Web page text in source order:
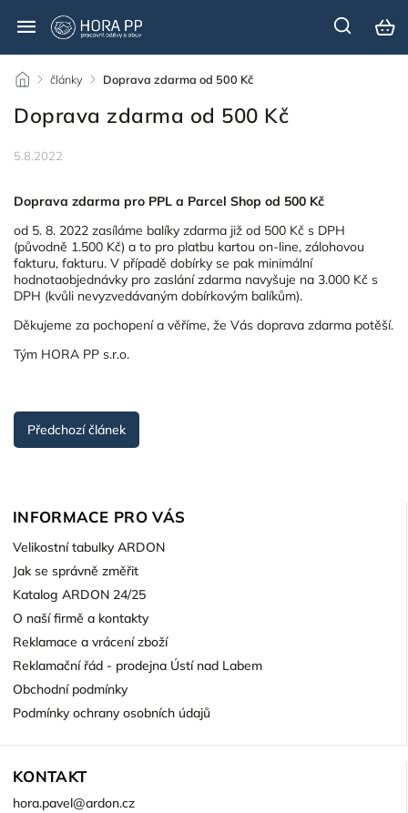
/ články / Doprava zdarma od 500 Kč
Doprava zdarma od 500 Kč
5.8.2022
Doprava zdarma pro PPL a Parcel Shop od 500 Kč
od 5. 8. 2022 zasíláme balíky zdarma již od 500 Kč s DPH
(původně 1.500 Kč) a to pro platbu kartou on-line, zálohovou
fakturu, fakturu. V případě dobírky se pak minimální
hodnotaobjednávky pro zaslání zdarma navyšuje na 3.000 Kč s
DPH (kvůli nevyzvedávaným dobírkovým balíkům).
Děkujeme za pochopení a věříme, že Vás doprava zdarma potěší.
Tým HORA PP s.r.o.
Předchozí článek
INFORMACE PRO VÁS
Velikostní tabulky ARDON
Jak se správně změřit
Katalog ARDON 24/25
O naší firmě a kontakty
Reklamace a vrácení zboží
Reklamační řád - prodejna Ústí nad Labem
Obchodní podmínky
Podmínky ochrany osobních údajů
KONTAKT
hora.pavel@ardon.cz